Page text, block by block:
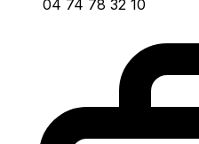
04 74 78 32 10